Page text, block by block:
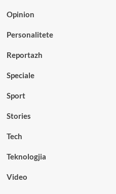
Opinion
Personalitete
Reportazh
Speciale
Sport
Stories
Tech
Teknologjia
Video